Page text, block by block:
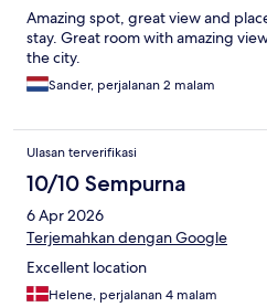
Amazing spot, great view and
stay. Great room with amazing
the city.
Sander, perjalanan 2 malam
Ulasan terverifikasi
10/10 Sempurna
6 Apr 2026
Terjemahkan dengan Google
Excellent location
Helene, perjalanan 4 malam